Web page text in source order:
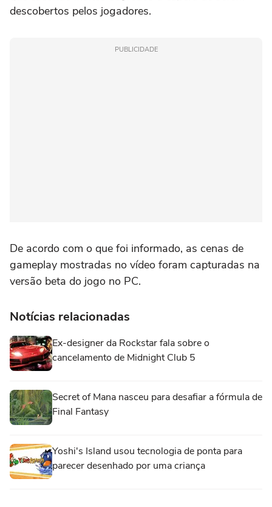
descobertos pelos jogadores.
PUBLICIDADE
De acordo com o que foi informado, as cenas de
gameplay mostradas no vídeo foram capturadas na
versão beta do jogo no PC.
Notícias relacionadas
Ex-designer da Rockstar fala sobre o
cancelamento de Midnight Club 5
Secret of Mana nasceu para desafiar a fórmula de
Final Fantasy
Yoshi's Island usou tecnologia de ponta para
parecer desenhado por uma criança